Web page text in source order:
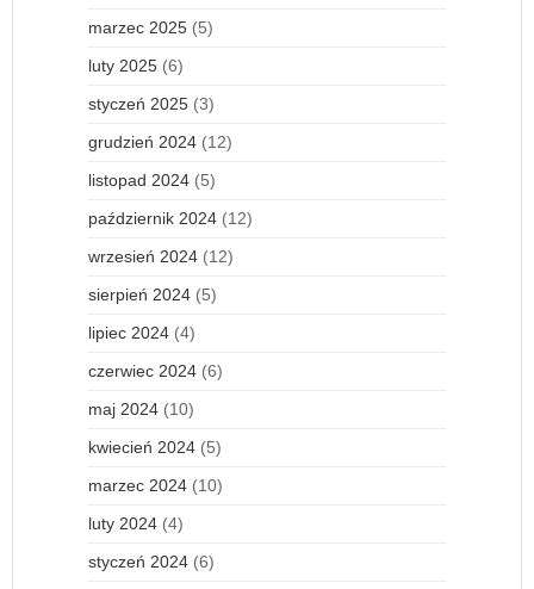
marzec 2025 (5)
luty 2025 (6)
styczeń 2025 (3)
grudzień 2024 (12)
listopad 2024 (5)
październik 2024 (12)
wrzesień 2024 (12)
sierpień 2024 (5)
lipiec 2024 (4)
czerwiec 2024 (6)
maj 2024 (10)
kwiecień 2024 (5)
marzec 2024 (10)
luty 2024 (4)
styczeń 2024 (6)